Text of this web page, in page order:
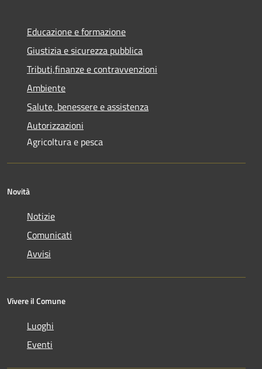
Educazione e formazione
Giustizia e sicurezza pubblica
Tributi,finanze e contravvenzioni
Ambiente
Salute, benessere e assistenza
Autorizzazioni
Agricoltura e pesca
Novità
Notizie
Comunicati
Avvisi
Vivere il Comune
Luoghi
Eventi